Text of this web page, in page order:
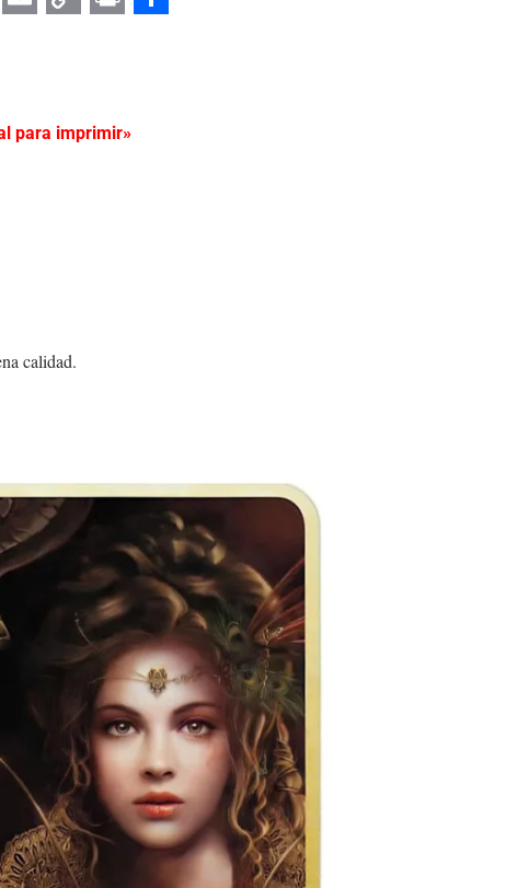
para imprimir»
calidad.